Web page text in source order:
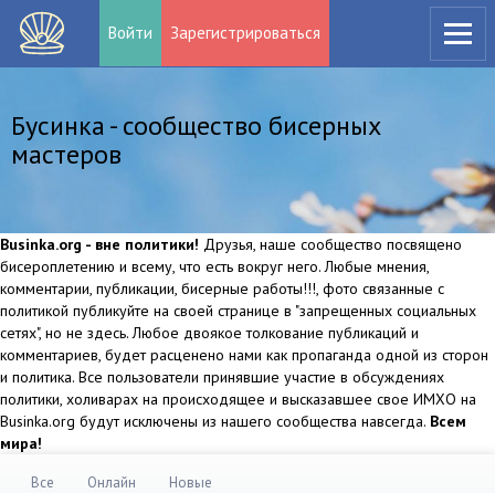
Войти Зарегистрироваться
Бусинка - сообщество бисерных
мастеров
Businka.org - вне политики! Друзья, наше сообщество посвящено
бисероплетению и всему, что есть вокруг него. Любые мнения,
комментарии, публикации, бисерные работы!!!, фото связанные с
политикой публикуйте на своей странице в "запрещенных социальных
сетях", но не здесь. Любое двоякое толкование публикаций и
комментариев, будет расценено нами как пропаганда одной из сторон
и политика. Все пользователи принявшие участие в обсуждениях
политики, холиварах на происходящее и высказавшее свое ИМХО на
Businka.org будут исключены из нашего сообщества навсегда. Всем
мира!
Все Онлайн Новые